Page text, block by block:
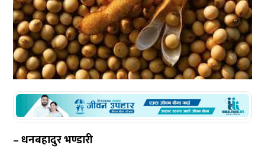
– धनबहादुर भण्डारी